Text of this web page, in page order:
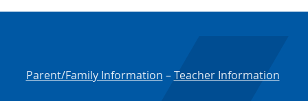
Parent/Family Information –Teacher Information